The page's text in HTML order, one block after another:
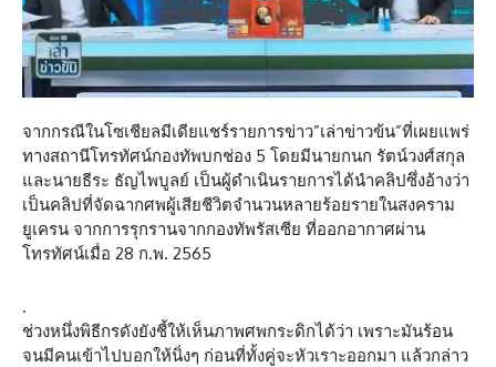
จากกรณีในโซเชียลมีเดียแชร์รายการข่าว”เล่าข่าวข้น”ที่เผยแพร่
ทางสถานีโทรทัศน์กองทัพบกช่อง 5 โดยมีนายกนก รัตน์วงศ์สกุล
และนายธีระ ธัญไพบูลย์ เป็นผู้ดำเนินรายการได้นำคลิปซึ่งอ้างว่า
เป็นคลิปที่จัดฉากศพผู้เสียชีวิตจำนวนหลายร้อยรายในสงคราม
ยูเครน จากการรุกรานจากกองทัพรัสเซีย ที่ออกอากาศผ่าน
โทรทัศน์เมื่อ 28 ก.พ. 2565
.
ช่วงหนึ่งพิธีกรดังยังชี้ให้เห็นภาพศพกระดิกได้ว่า เพราะมันร้อน
จนมีคนเข้าไปบอกให้นิ่งๆ ก่อนที่ทั้งคู่จะหัวเราะออกมา แล้วกล่าว